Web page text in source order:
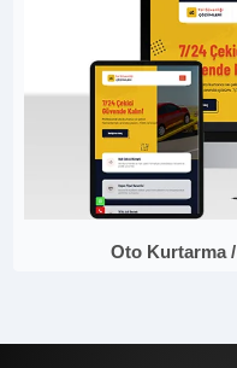
Oto Kurtarma